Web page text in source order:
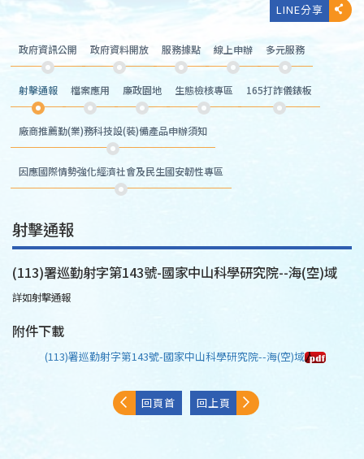
LINE分享
政府資訊公開 政府資料開放 服務據點 線上申辦 多元服務
射擊通報 檔案應用 廉政園地 生態檢核專區 165打詐儀錶板
廠商推薦勤(業)務科技設(裝)備產品申辦須知
因應國際情勢強化經濟社會及民生國安韌性專區
射擊通報
(113)署巡勤射字第143號-國家中山科學研究院--海(空)域
詳如射擊通報
附件下載
(113)署巡勤射字第143號-國家中山科學研究院--海(空)域
回頁首 回上頁